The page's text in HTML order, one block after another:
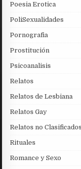
Poesia Erotica
PoliSexualidades
Pornografia
Prostitución
Psicoanalisis
Relatos
Relatos de Lesbiana
Relatos Gay
Relatos no Clasificados
Rituales
Romance y Sexo